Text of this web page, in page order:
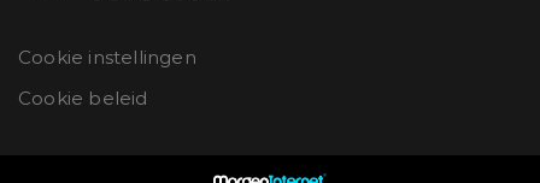
Cookie instellingen
Cookie beleid